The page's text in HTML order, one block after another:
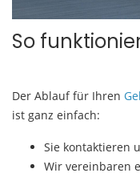
So
Der Ablauf für Ihren
ist ganz einfach:
Sie kontaktieren
Wir vereinbaren